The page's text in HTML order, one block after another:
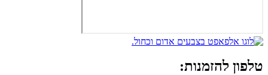
טלפון להזמנות: